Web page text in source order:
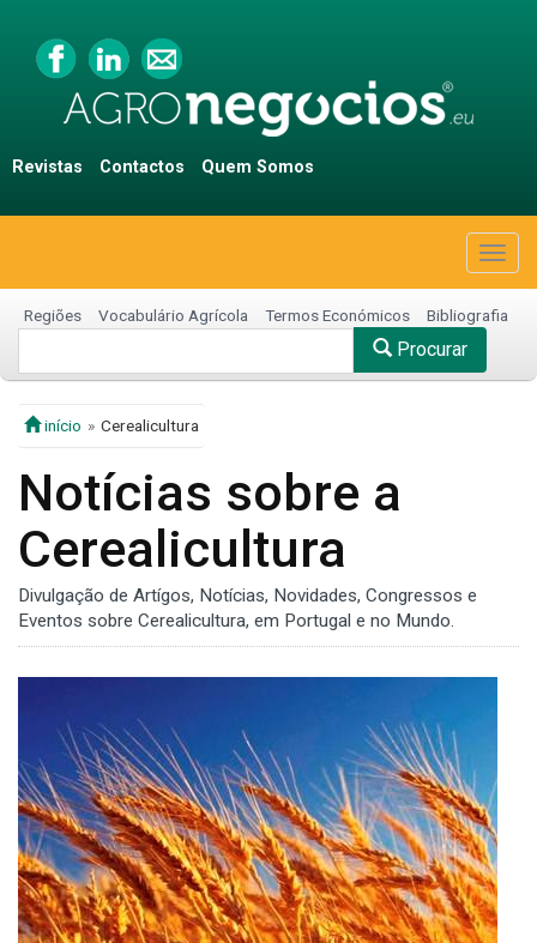
Revistas Contactos Quem Somos
Regiões Vocabulário Agrícola Termos Económicos Bibliografia
Procurar
início Cerealicultura
Notícias sobre a
Cerealicultura
Divulgação de Artígos, Notícias, Novidades, Congressos e
Eventos sobre Cerealicultura, em Portugal e no Mundo.